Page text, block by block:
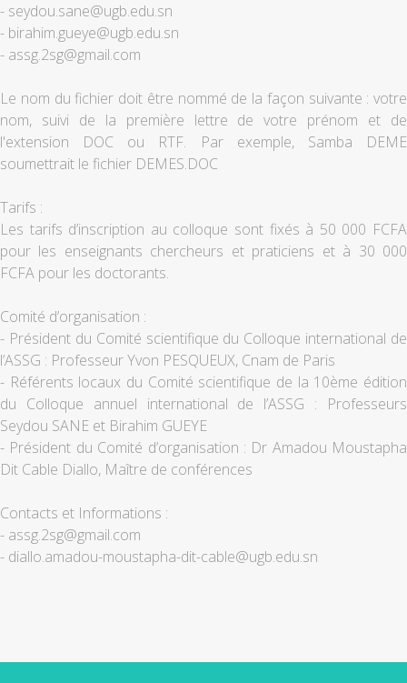
- seydou.sane@ugb.edu.sn
- birahim.gueye@ugb.edu.sn
- assg.2sg@gmail.com
Le nom du fichier doit être nommé de la façon suivante : votre
nom, suivi de la première lettre de votre prénom et de
l'extension DOC ou RTF. Par exemple, Samba DEME
soumettrait le fichier DEMES.DOC
Tarifs :
Les tarifs d’inscription au colloque sont fixés à 50 000 FCFA
pour les enseignants chercheurs et praticiens et à 30 000
FCFA pour les doctorants.
Comité d’organisation :
- Président du Comité scientifique du Colloque international de
l’ASSG : Professeur Yvon PESQUEUX, Cnam de Paris
- Référents locaux du Comité scientifique de la 10ème édition
du Colloque annuel international de l’ASSG : Professeurs
Seydou SANE et Birahim GUEYE
- Président du Comité d’organisation : Dr Amadou Moustapha
Dit Cable Diallo, Maître de conférences
Contacts et Informations :
- assg.2sg@gmail.com
- diallo.amadou-moustapha-dit-cable@ugb.edu.sn